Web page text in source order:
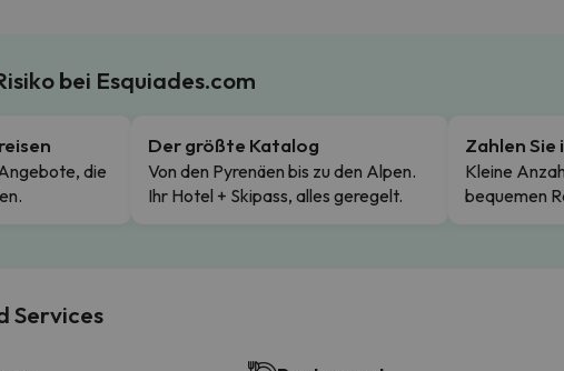
bei Esquiades.com
die
Der größte Katalog
Von den Pyrenäen bis zu den Alpen.
Ihr Hotel + Skipass, alles geregelt.
Zahlen Sie
Kleine
bequemen
Services